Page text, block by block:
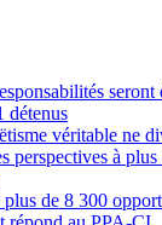
détenus
véritable ne
à
de 8 300